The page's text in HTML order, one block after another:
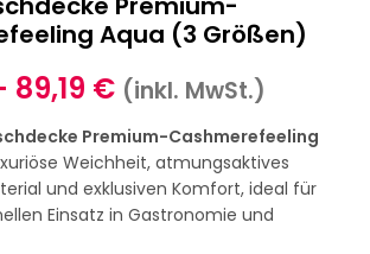
Aqua (3 Größen)
89,19 € (inkl. MwSt.)
Premium-Cashmerefeeling
Weichheit, atmungsaktives
und exklusiven Komfort, ideal für
Einsatz in Gastronomie und